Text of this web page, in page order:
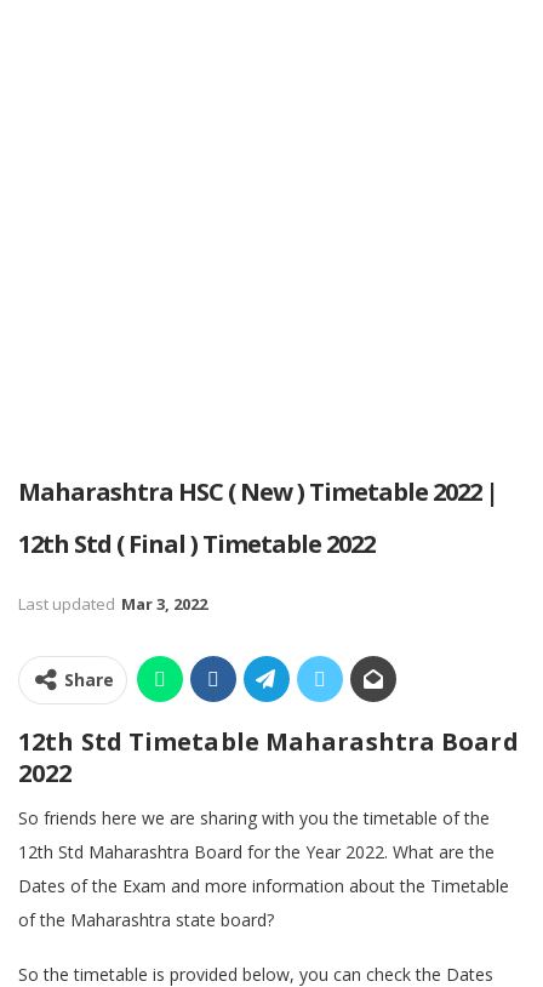
Maharashtra HSC ( New ) Timetable 2022 |
12th Std ( Final ) Timetable 2022
Last updated Mar 3, 2022
Share
12th Std Timetable Maharashtra Board
2022
So friends here we are sharing with you the timetable of the
12th Std Maharashtra Board for the Year 2022. What are the
Dates of the Exam and more information about the Timetable
of the Maharashtra state board?
So the timetable is provided below, you can check the Dates